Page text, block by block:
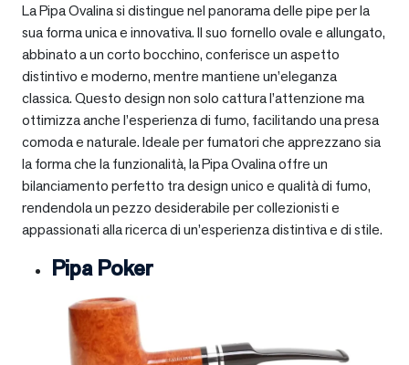
La Pipa Ovalina si distingue nel panorama delle pipe per la
sua forma unica e innovativa. Il suo fornello ovale e allungato,
abbinato a un corto bocchino, conferisce un aspetto
distintivo e moderno, mentre mantiene un’eleganza
classica. Questo design non solo cattura l’attenzione ma
ottimizza anche l’esperienza di fumo, facilitando una presa
comoda e naturale. Ideale per fumatori che apprezzano sia
la forma che la funzionalità, la Pipa Ovalina offre un
bilanciamento perfetto tra design unico e qualità di fumo,
rendendola un pezzo desiderabile per collezionisti e
appassionati alla ricerca di un’esperienza distintiva e di stile.
Pipa Poker